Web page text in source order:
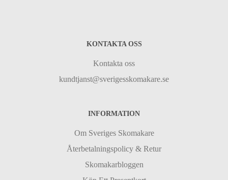
KONTAKTA OSS
Kontakta oss
kundtjanst@sverigesskomakare.se
INFORMATION
Om Sveriges Skomakare
Återbetalningspolicy & Retur
Skomakarbloggen